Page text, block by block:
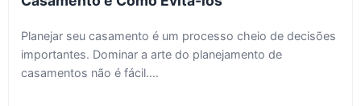
Planejar seu casamento é um processo cheio de decisões
importantes. Dominar a arte do planejamento de
casamentos não é fácil....